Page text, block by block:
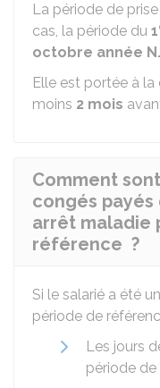
La période de
cas, la période du 1
octobre année N.
Elle est portée à la
moins 2 mois
Comment
congés
arrêt maladie
référence ?
Si le salarié a été
période de
Les jours
période